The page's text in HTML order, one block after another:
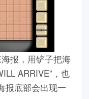
报，用铲子把海
ARRIVE”，也
报底部会出现一